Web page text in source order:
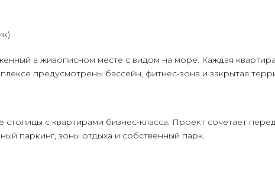
в живописном месте с видом на море. Каждая
предусмотрены бассейн, фитнес-зона и закрытая
с квартирами бизнес-класса. Проект сочетает
паркинг, зоны отдыха и собственный парк.